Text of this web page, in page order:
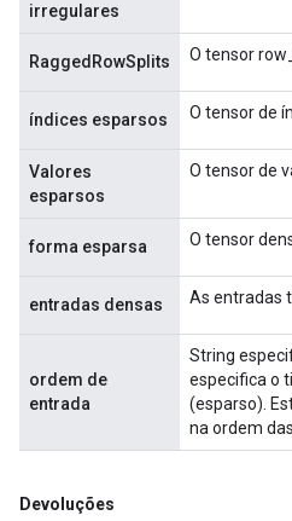
irregulares
RaggedRowSplits O tensor
índices esparsos O tensor de
Valores
esparsos
O tensor de
forma esparsa O tensor
entradas densas As entradas
ordem de
entrada
String
especifica o
(esparso).
na ordem
Devoluções